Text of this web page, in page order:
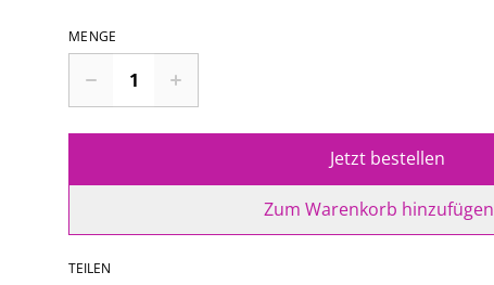
MENGE
Jetzt bestellen
Zum Warenkorb hinzufügen
TEILEN